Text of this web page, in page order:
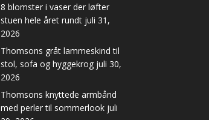
8 blomster i vaser der løfter
stuen hele året rundt juli 31,
2026
Thomsons gråt lammeskind til
stol, sofa og hyggekrog juli 30,
2026
Thomsons knyttede armbånd
med perler til sommerlook juli